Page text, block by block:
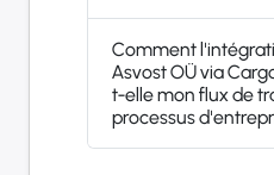
Comment
Asvost OÜ via
t-elle mon flux de
processus